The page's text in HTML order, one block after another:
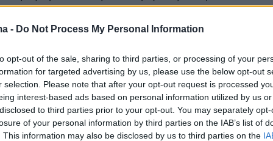
- Do Not Process My Personal Information
opt-out of the sale, sharing to third parties, or processing of your
for targeted advertising by us, please use the below opt-out
selection. Please note that after your opt-out request is processed
interest-based ads based on personal information utilized by us
to third parties prior to your opt-out. You may separately
of your personal information by third parties on the IAB’s list of
This information may also be disclosed by us to third parties on the
ανέφεραν ότι ο Τραμπ διατηρεί
ανοιχτά, επιμένοντας ωστόσο ότι η
έχει εμπλακεί στον πόλεμο, μέχρι
που εξετάζει ο Τραμπ είναιη χρήση
«bunker-buster» βομβών εναντίον της